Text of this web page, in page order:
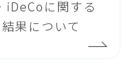
iDeCoに関する
果について